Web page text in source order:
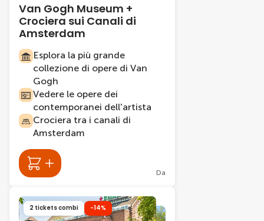
Van Gogh Museum +
Crociera sui Canali di
Amsterdam
Esplora la più grande
collezione di opere di Van
Gogh
Vedere le opere dei
contemporanei dell'artista
Crociera tra i canali di
Amsterdam
Da
2 tickets combi -14%